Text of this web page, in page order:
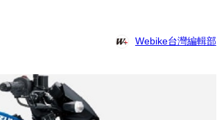
Webike台灣編輯部